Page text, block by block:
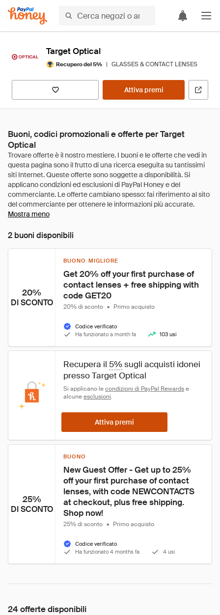
Target Optical
Recupero del 5% | GLASSES & CONTACT LENSES
Attiva premi
Buoni, codici promozionali e offerte per Target
Optical
Mostra meno
2 buoni disponibili
20%
DI SCONTO
BUONO MIGLIORE
Get 20% off your first purchase of
contact lenses + free shipping with
code GET20
20% di sconto • Primo acquisto
Codice verificato
Ha funzionato a month fa
103 usi
Recupera il 5% sugli acquisti idonei
presso Target Optical
Si applicano le condizioni di PayPal Rewards e
alcune esclusioni.
Attiva premi
25%
DI SCONTO
BUONO
New Guest Offer - Get up to 25%
off your first purchase of contact
lenses, with code NEWCONTACTS
at checkout, plus free shipping.
Shop now!
25% di sconto • Primo acquisto
Codice verificato
Ha funzionato 4 months fa
4 usi
24 offerte disponibili